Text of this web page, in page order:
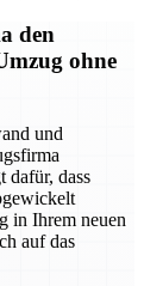
den
ohne
und
dafür, dass
in Ihrem neuen
auf das